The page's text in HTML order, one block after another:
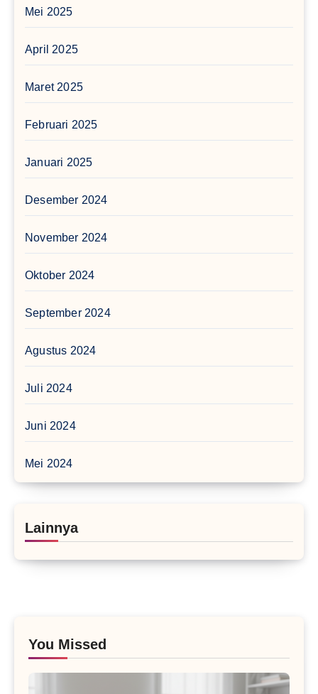
Mei 2025
April 2025
Maret 2025
Februari 2025
Januari 2025
Desember 2024
November 2024
Oktober 2024
September 2024
Agustus 2024
Juli 2024
Juni 2024
Mei 2024
Lainnya
You Missed